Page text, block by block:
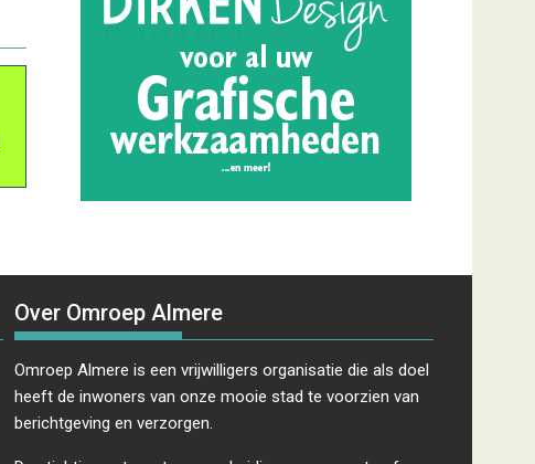
Over Omroep Almere
Omroep Almere is een vrijwilligers organisatie die als doel
heeft de inwoners van onze mooie stad te voorzien van
berichtgeving en verzorgen.